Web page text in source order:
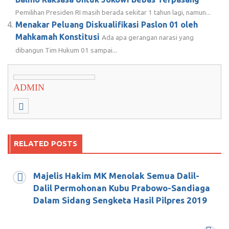
Pemilihan Presiden RI masih berada sekitar 1 tahun lagi, namun...
Menakar Peluang Diskualifikasi Paslon 01 oleh
Mahkamah Konstitusi Ada apa gerangan narasi yang
dibangun Tim Hukum 01 sampai...
ADMIN
RELATED POSTS
Kepemimpinan Anis Matta (1)
Februari 19, 2019 0
Majelis Hakim MK Menolak Semua Dalil-
Dalil Permohonan Kubu Prabowo-Sandiaga
Dalam Sidang Sengketa Hasil Pilpres 2019